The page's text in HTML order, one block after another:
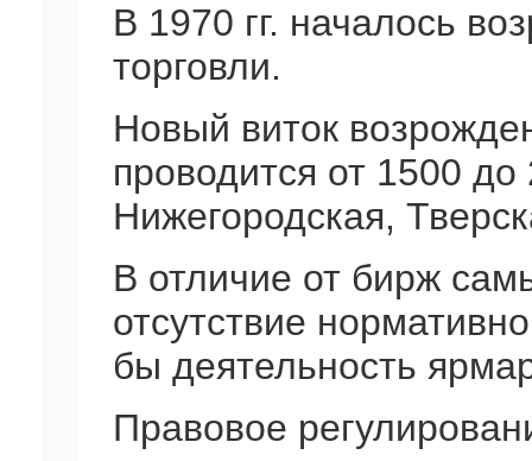
В 1970 гг. началось
торговли.
Новый виток
проводится от 1500
Нижегородская,
В отличие от бирж
отсутствие
бы деятельность
Правовое